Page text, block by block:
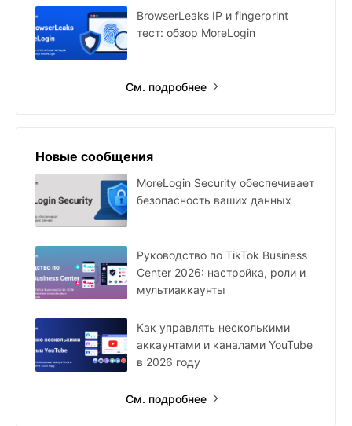
BrowserLeaks IP и fingerprint
тест: обзор MoreLogin
См. подробнее
Новые сообщения
MoreLogin Security обеспечивает
безопасность ваших данных
Руководство по TikTok Business
Center 2026: настройка, роли и
мультиаккаунты
Как управлять несколькими
аккаунтами и каналами YouTube
в 2026 году
См. подробнее